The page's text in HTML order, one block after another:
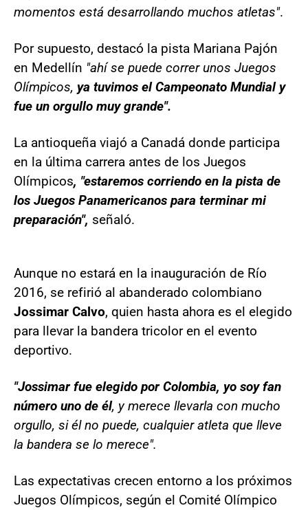
momentos está desarrollando muchos atletas".
Por supuesto, destacó la pista Mariana Pajón
en Medellín "ahí se puede correr unos Juegos
Olímpicos, ya tuvimos el Campeonato Mundial y
fue un orgullo muy grande".
La antioqueña viajó a Canadá donde participa
en la última carrera antes de los Juegos
Olímpicos, "estaremos corriendo en la pista de
los Juegos Panamericanos para terminar mi
preparación", señaló.
Aunque no estará en la inauguración de Río
2016, se refirió al abanderado colombiano
Jossimar Calvo, quien hasta ahora es el elegido
para llevar la bandera tricolor en el evento
deportivo.
"Jossimar fue elegido por Colombia, yo soy fan
número uno de él, y merece llevarla con mucho
orgullo, si él no puede, cualquier atleta que lleve
la bandera se lo merece".
Las expectativas crecen entorno a los próximos
Juegos Olímpicos, según el Comité Olímpico